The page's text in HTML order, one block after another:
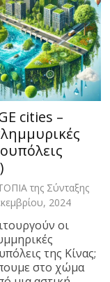
cities –
της Σύνταξης
2024
οι
της Κίνας;
στο χώμα